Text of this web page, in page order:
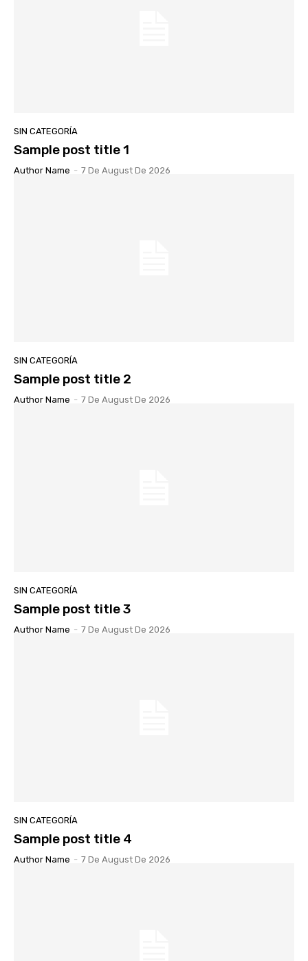
SIN CATEGORÍA
Sample post title 1
Author Name - 7 De August De 2026
SIN CATEGORÍA
Sample post title 2
Author Name - 7 De August De 2026
SIN CATEGORÍA
Sample post title 3
Author Name - 7 De August De 2026
SIN CATEGORÍA
Sample post title 4
Author Name - 7 De August De 2026